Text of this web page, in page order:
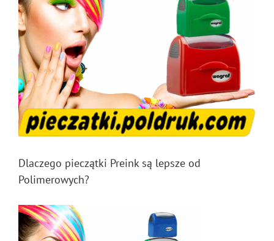
Dlaczego pieczątki Preink są lepsze od
Polimerowych?